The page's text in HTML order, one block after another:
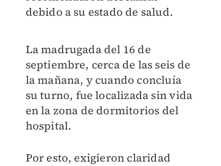
debido a su estado de salud.
La madrugada del 16 de
septiembre, cerca de las seis de
la mañana, y cuando concluía
su turno, fue localizada sin vida
en la zona de dormitorios del
hospital.
Por esto, exigieron claridad